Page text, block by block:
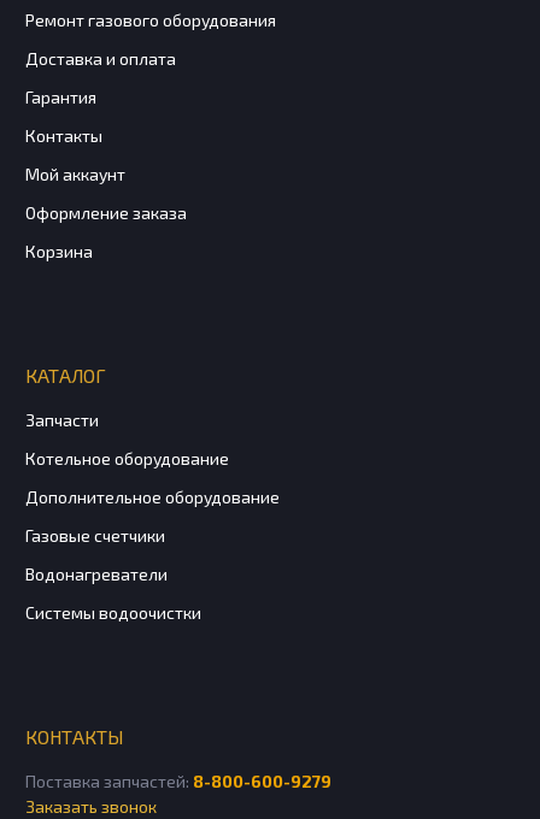
Ремонт газового оборудования
Доставка и оплата
Гарантия
Контакты
Мой аккаунт
Оформление заказа
Корзина
КАТАЛОГ
Запчасти
Котельное оборудование
Дополнительное оборудование
Газовые счетчики
Водонагреватели
Системы водоочистки
КОНТАКТЫ
Поставка запчастей: 8-800-600-9279
Заказать звонок